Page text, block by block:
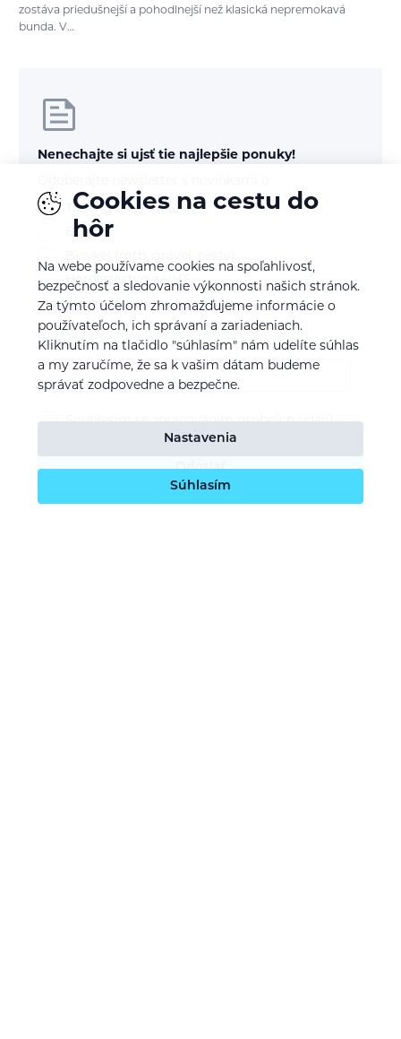
zostáva priedušnejší a pohodlnejší než klasická nepremokavá
bunda. V…
Nenechajte si ujsť tie najlepšie ponuky!
Treking a turistika
Beh
Horolezectvo a VHT
Skialp / freeride / lyže / snb
E-mail
Souhlasím sezpracováním osobních údajů
Odoslať
Cookies na cestu do
hôr
Na webe používame cookies na spoľahlivosť,
bezpečnosť a sledovanie výkonnosti našich stránok.
Za týmto účelom zhromažďujeme informácie o
používateľoch, ich správaní a zariadeniach.
Kliknutím na tlačidlo "súhlasím" nám udelíte súhlas
a my zaručíme, že sa k vašim dátam budeme
správať zodpovedne a bezpečne.
Nastavenia
Súhlasím